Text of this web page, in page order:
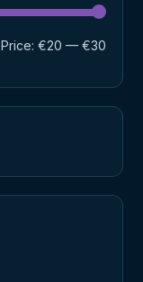
Price: €20 — €30